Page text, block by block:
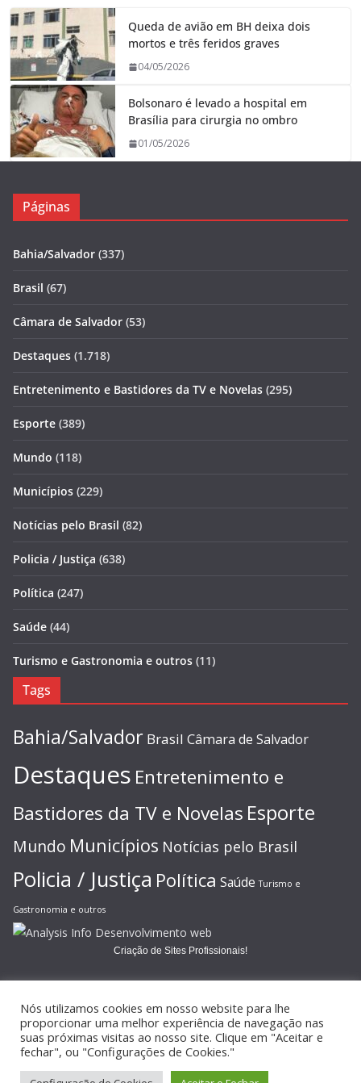
Queda de avião em BH deixa dois
mortos e três feridos graves
04/05/2026
Bolsonaro é levado a hospital em
Brasília para cirurgia no ombro
01/05/2026
Páginas
Bahia/Salvador (337)
Brasil (67)
Câmara de Salvador (53)
Destaques (1.718)
Entretenimento e Bastidores da TV e Novelas (295)
Esporte (389)
Mundo (118)
Municípios (229)
Notícias pelo Brasil (82)
Policia / Justiça (638)
Política (247)
Saúde (44)
Turismo e Gastronomia e outros (11)
Tags
Bahia/Salvador Brasil Câmara de Salvador
Destaques Entretenimento e
Bastidores da TV e Novelas Esporte
Mundo Municípios Notícias pelo Brasil
Policia / Justiça Política Saúde Turismo e
Gastronomia e outros
Criação de Sites Profissionais!
Copyright © 2026JORNAL GAZETA ONLINE
reservados.
Nós utilizamos cookies em nosso website para lhe
proporcionar uma melhor experiência de navegação nas
suas próximas visitas ao nosso site. Clique em "Aceitar e
fechar", ou "Configurações de Cookies."